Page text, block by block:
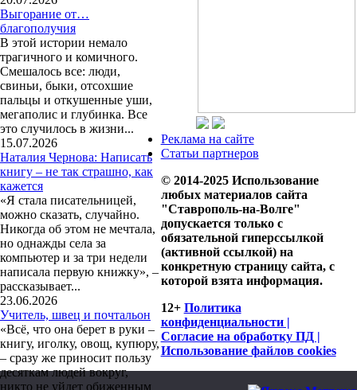
Выгорание от…
благополучия
В этой истории немало
трагичного и комичного.
Смешалось все: люди,
свиньи, быки, отсохшие
пальцы и откушенные уши,
мегаполис и глубинка. Все
это случилось в жизни...
15.07.2026
Наталия Чернова: Написать
книгу – не так страшно, как
кажется
«Я стала писательницей,
можно сказать, случайно.
Никогда об этом не мечтала,
но однажды села за
компьютер и за три недели
написала первую книжку», –
рассказывает...
23.06.2026
Учитель, швец и почтальон
«Всё, что она берет в руки –
книгу, иголку, овощ, купюру,
– сразу же приносит пользу
десяткам людей вокруг,
никто не уйдет обиженным
Реклама на сайте
Статьи партнеров
© 2014-2025 Использование
любых материалов сайта
"Ставрополь-на-Волге"
допускается только с
обязательной гиперссылкой
(активной ссылкой) на
конкретную страницу сайта, с
которой взята информация.
12+ Политика
конфиденциальности |
Согласие на обработку ПД |
Использование файлов cookies